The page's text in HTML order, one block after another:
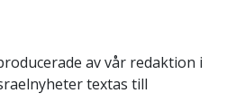
av vår redaktion i
textas till